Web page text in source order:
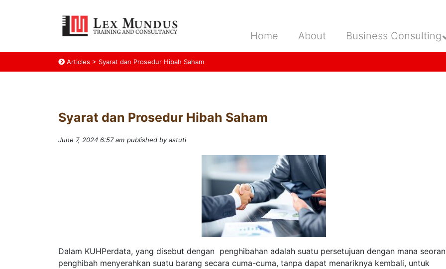
Home About Business Consulting
Articles > Syarat dan Prosedur Hibah Saham
Syarat dan Prosedur Hibah Saham
June 7, 2024 6:57 am published by astuti
Dalam KUHPerdata, yang disebut dengan penghibahan adalah suatu persetujuan dengan mana
penghibah menyerahkan suatu barang secara cuma-cuma, tanpa dapat menariknya kembali, untuk